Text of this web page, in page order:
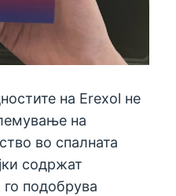
на Erexol не
на
во спалната
содржат
подобрува